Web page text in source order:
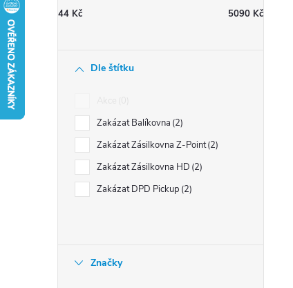
n
44 Kč 5090 Kč
Dle štítku
Zakázat Balíkovna 2
Zakázat Zásilkovna Z-Point 2
Zakázat Zásilkovna HD 2
Zakázat DPD Pickup 2
Značky